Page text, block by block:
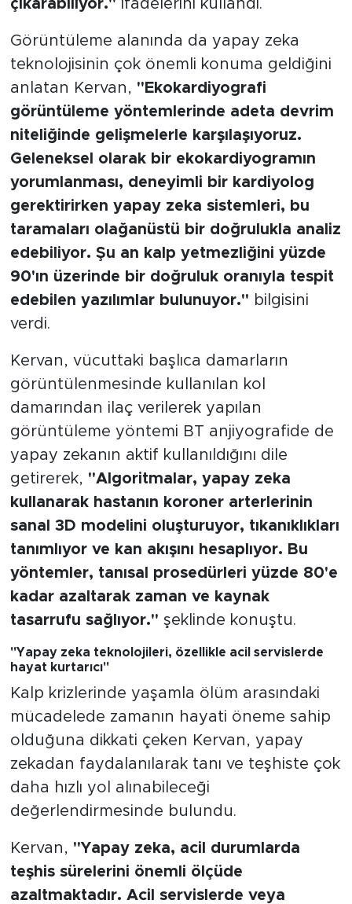
çıkarabiliyor." ifadelerini kullandı.
Görüntüleme alanında da yapay zeka
teknolojisinin çok önemli konuma geldiğini
anlatan Kervan, "Ekokardiyografi
görüntüleme yöntemlerinde adeta devrim
niteliğinde gelişmelerle karşılaşıyoruz.
Geleneksel olarak bir ekokardiyogramın
yorumlanması, deneyimli bir kardiyolog
gerektirirken yapay zeka sistemleri, bu
taramaları olağanüstü bir doğrulukla analiz
edebiliyor. Şu an kalp yetmezliğini yüzde
90'ın üzerinde bir doğruluk oranıyla tespit
edebilen yazılımlar bulunuyor." bilgisini
verdi.
Kervan, vücuttaki başlıca damarların
görüntülenmesinde kullanılan kol
damarından ilaç verilerek yapılan
görüntüleme yöntemi BT anjiyografide de
yapay zekanın aktif kullanıldığını dile
getirerek, "Algoritmalar, yapay zeka
kullanarak hastanın koroner arterlerinin
sanal 3D modelini oluşturuyor, tıkanıklıkları
tanımlıyor ve kan akışını hesaplıyor. Bu
yöntemler, tanısal prosedürleri yüzde 80'e
kadar azaltarak zaman ve kaynak
tasarrufu sağlıyor." şeklinde konuştu.
"Yapay zeka teknolojileri, özellikle acil servislerde
hayat kurtarıcı"
Kalp krizlerinde yaşamla ölüm arasındaki
mücadelede zamanın hayati öneme sahip
olduğuna dikkati çeken Kervan, yapay
zekadan faydalanılarak tanı ve teşhiste çok
daha hızlı yol alınabileceği
değerlendirmesinde bulundu.
Kervan, "Yapay zeka, acil durumlarda
teşhis sürelerini önemli ölçüde
azaltmaktadır. Acil servislerde veya